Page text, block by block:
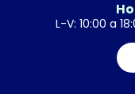
L-V: 10:00 a